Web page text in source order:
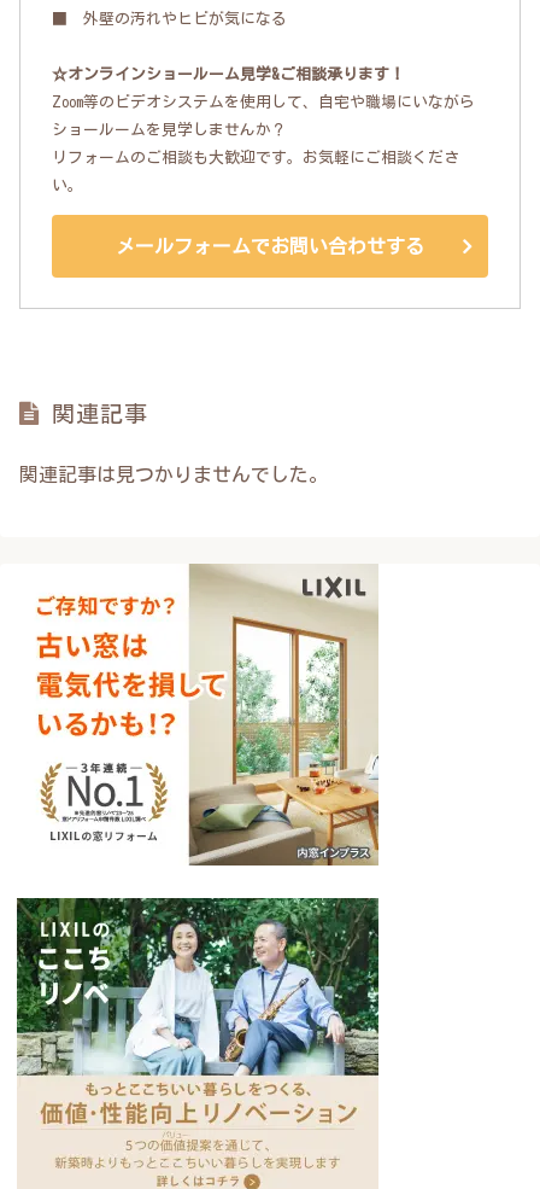
■ 外壁の汚れやヒビが気になる
☆オンラインショールーム見学&ご相談承ります！
Zoom等のビデオシステムを使用して、自宅や職場にいながら
ショールームを見学しませんか？
リフォームのご相談も大歓迎です。お気軽にご相談くださ
い。
メールフォームでお問い合わせする
関連記事
関連記事は見つかりませんでした。